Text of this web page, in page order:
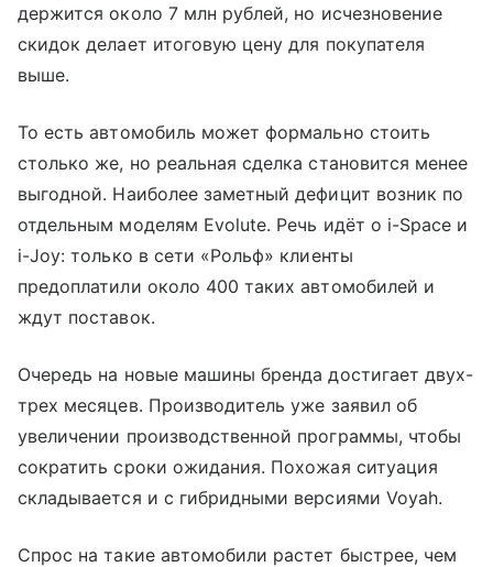
держится около 7 млн рублей, но исчезновение
скидок делает итоговую цену для покупателя
выше.
То есть автомобиль может формально стоить
столько же, но реальная сделка становится менее
выгодной. Наиболее заметный дефицит возник по
отдельным моделям Evolute. Речь идёт о i-Space и
i-Joy: только в сети «Рольф» клиенты
предоплатили около 400 таких автомобилей и
ждут поставок.
Очередь на новые машины бренда достигает двух-
трех месяцев. Производитель уже заявил об
увеличении производственной программы, чтобы
сократить сроки ожидания. Похожая ситуация
складывается и с гибридными версиями Voyah.
Спрос на такие автомобили растет быстрее, чем